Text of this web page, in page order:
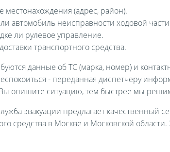
местонахождения (адрес, район).
автомобиль неисправности ходовой
ли рулевое управление.
транспортного средства.
данные об ТС (марка, номер) и
- переданная диспетчеру
опишите ситуацию, тем быстрее мы
эвакуации предлагает качественный
средства в Москве и Московской